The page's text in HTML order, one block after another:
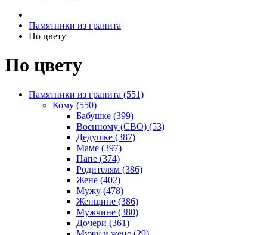
Памятники из гранита
По цвету
По цвету
Памятники из гранита (551)
Кому (550)
Бабушке (399)
Военному (СВО) (53)
Дедушке (387)
Маме (397)
Папе (374)
Родителям (386)
Жене (402)
Мужу (478)
Женщине (386)
Мужчине (380)
Дочери (361)